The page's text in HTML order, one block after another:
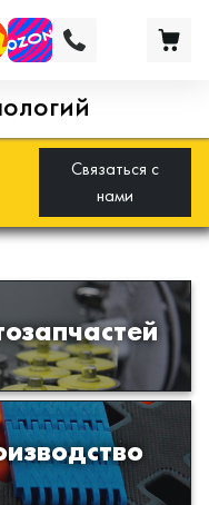
Связаться с
нами
деталей
для подвески
автомобиля
из пластиков
либо
заказчика